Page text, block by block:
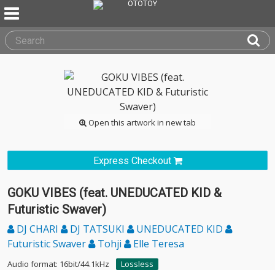
Open this artwork in new tab
Express Checkout
GOKU VIBES (feat. UNEDUCATED KID &
Futuristic Swaver)
DJ CHARI DJ TATSUKI
UNEDUCATED KID
Futuristic Swaver
Tohji Elle Teresa
Audio format: 16bit/44.1kHz
Lossless